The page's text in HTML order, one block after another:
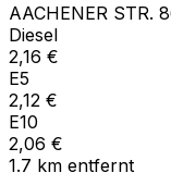
AACHENER STR.
Diesel
2,16 €
E5
2,12 €
E10
2,06 €
1.7 km entfernt